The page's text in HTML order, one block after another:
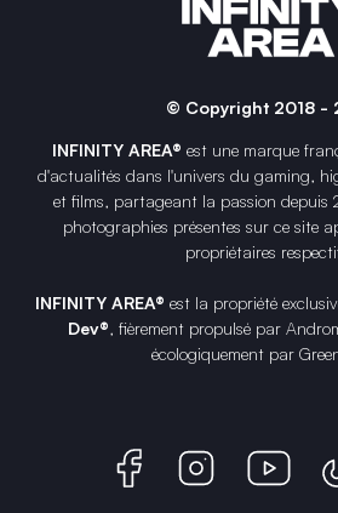
© Copyright 2018 -
INFINITY AREA® est une marque
d'actualités dans l'univers du gaming,
et films, partageant la passion depuis
photographies présentes sur ce site
propriétaires
INFINITY AREA® est la propriété
Dev®, fièrement propulsé par
écologiquement par